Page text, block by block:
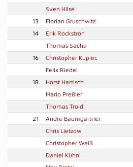
Sven Hilse
13
Florian Gruschwitz
14
Erik Rockstroh
Thomas Sachs
16
Christopher Kupiec
Felix Riedel
18
Horst Hartisch
Mario Preßler
Thomas Troidl
21
Andre Baumgärtner
Chris Lietzow
Christopher Weiß
Daniel Kühn